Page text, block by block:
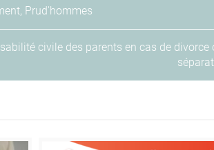
, Prud'hommes
civile des parents en cas de divorce